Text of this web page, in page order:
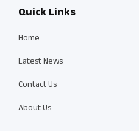
Quick Links
Home
Latest News
Contact Us
About Us